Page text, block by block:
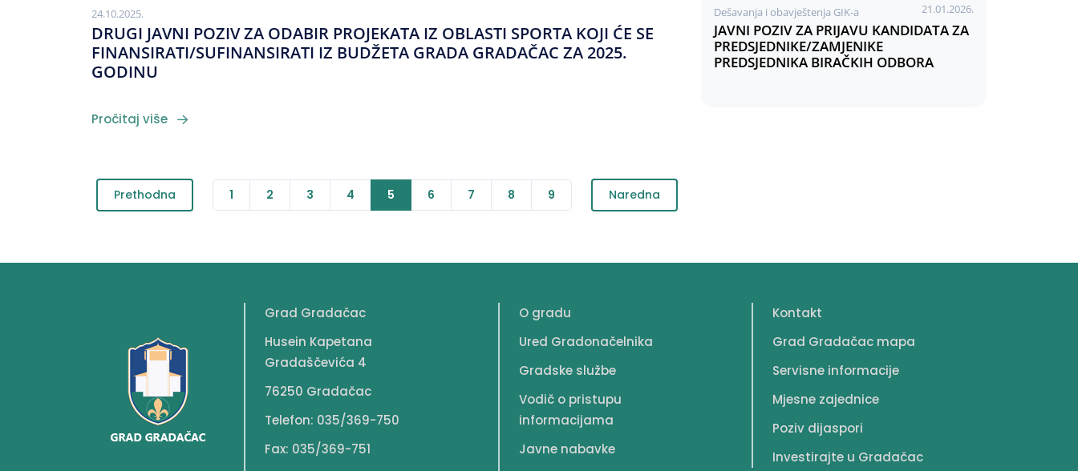
24.10.2025.
DRUGI JAVNI POZIV ZA ODABIR PROJEKATA IZ OBLASTI SPORTA KOJI ĆE SE
FINANSIRATI/SUFINANSIRATI IZ BUDŽETA GRADA GRADAČAC ZA 2025.
GODINU
Pročitaj više
Prethodna 1 2 3 4 5 6 7 8 9 Naredna
Dešavanja i obavještenja GIK-a 21.01.2026.
JAVNI POZIV ZA PRIJAVU KANDIDATA ZA
PREDSJEDNIKE/ZAMJENIKE
PREDSJEDNIKA BIRAČKIH ODBORA
Grad Gradačac
Husein Kapetana
Gradaščevića 4
76250 Gradačac
Telefon: 035/369-750
Fax: 035/369-751
O gradu
Ured Gradonačelnika
Gradske službe
Vodič o pristupu
informacijama
Javne nabavke
Kontakt
Grad Gradačac mapa
Servisne informacije
Mjesne zajednice
Poziv dijaspori
Investirajte u Gradačac